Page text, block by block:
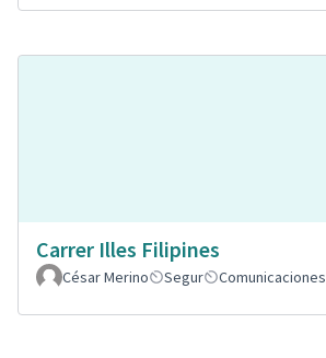
Carrer Illes Filipines
César Merino
Segur Comunicaciones